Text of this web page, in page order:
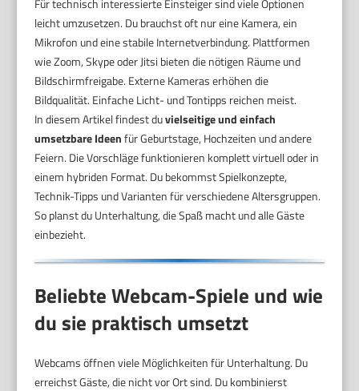
leicht umzusetzen. Du brauchst oft nur eine Kamera, ein
Mikrofon und eine stabile Internetverbindung. Plattformen
wie Zoom, Skype oder Jitsi bieten die nötigen Räume und
Bildschirmfreigabe. Externe Kameras erhöhen die
Bildqualität. Einfache Licht- und Tontipps reichen meist.
In diesem Artikel findest duvielseitige und einfach
umsetzbare Ideenfür Geburtstage, Hochzeiten und andere
Feiern. Die Vorschläge funktionieren komplett virtuell oder in
einem hybriden Format. Du bekommst Spielkonzepte,
Technik-Tipps und Varianten für verschiedene Altersgruppen.
So planst du Unterhaltung, die Spaß macht und alle Gäste
einbezieht.
Beliebte Webcam-Spiele und wie
du sie praktisch umsetzt
Webcams öffnen viele Möglichkeiten für Unterhaltung. Du
erreichst Gäste, die nicht vor Ort sind. Du kombinierst